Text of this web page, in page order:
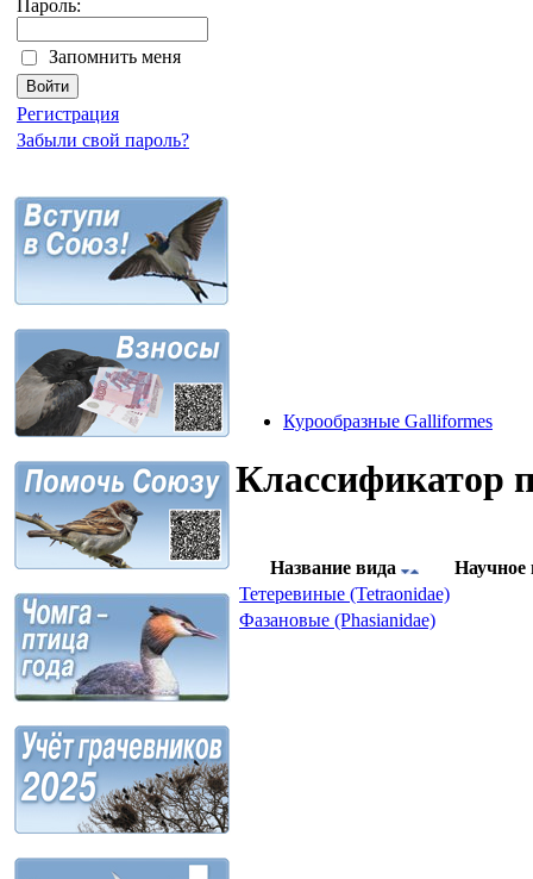
Пароль:
Запомнить меня
Регистрация
Забыли свой пароль?
Курообразные Galliformes
Классификатор
Название вида
Научное
Тетеревиные (Tetraonidae)
Фазановые (Phasianidae)